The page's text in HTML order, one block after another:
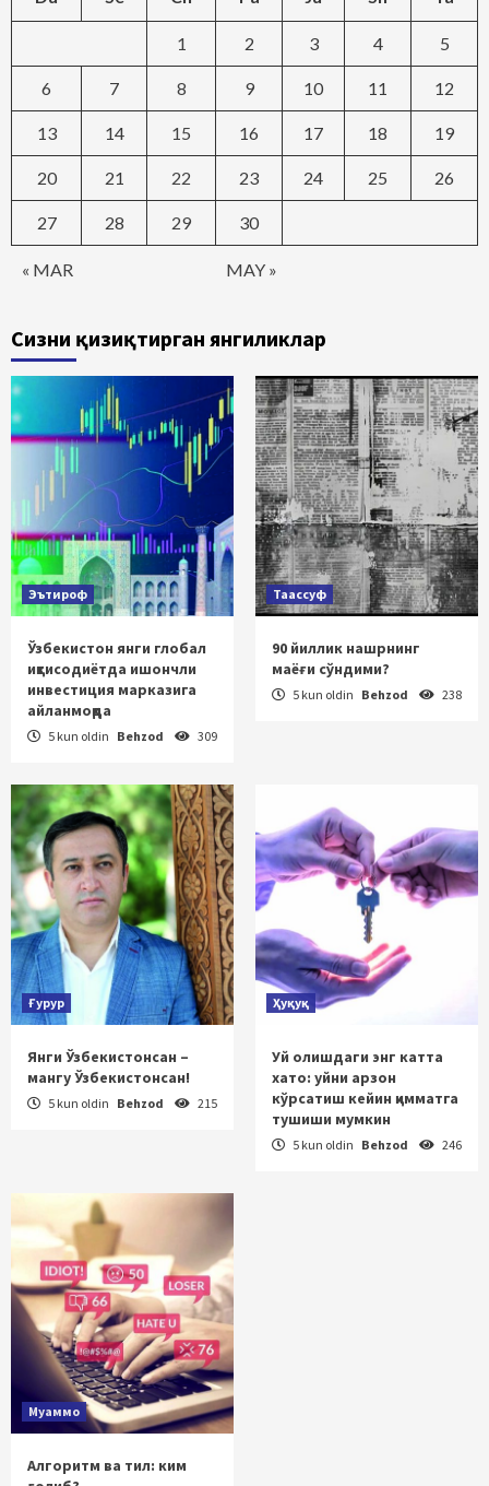
« MAR MAY »
1 2 3 4 5
6 7 8 9 10 11 12
13 14 15 16 17 18 19
20 21 22 23 24 25 26
27 28 29 30
Сизни қизиқтирган янгиликлар
Эътироф
Ўзбекистон янги глобал
иқтисодиётда ишончли
инвестиция марказига
айланмоқда
5 kun oldin Behzod 309
Таассуф
90 йиллик нашрнинг
маёғи сўндими?
5 kun oldin Behzod 238
Ғурур
Янги Ўзбекистонсан –
мангу Ўзбекистонсан!
5 kun oldin Behzod 215
Ҳуқуқ
Уй олишдаги энг катта
хато: уйни арзон
кўрсатиш кейин қимматга
тушиши мумкин
5 kun oldin Behzod 246
Муаммо
Алгоритм ва тил: ким